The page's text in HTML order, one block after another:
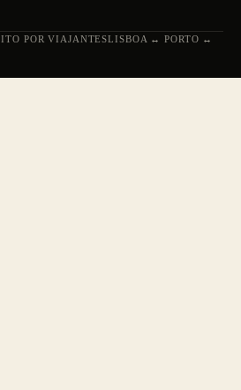
POR VIAJANTESLISBOA ↔ PORTO ↔